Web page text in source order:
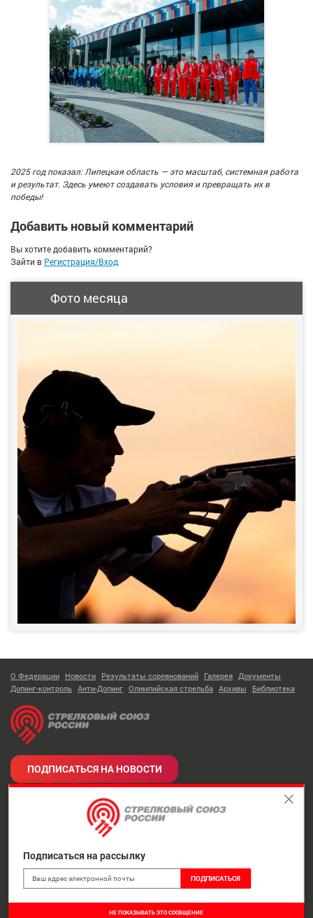
2025 год показал: Липецкая область — это масштаб, системная работа
и результат. Здесь умеют создавать условия и превращать их в
победы!
Добавить новый комментарий
Вы хотите добавить комментарий?
Зайти в Регистрация/Вход
Фото месяца
О Федерации Новости Результаты соревнований Галерея Документы
Допинг-контроль Анти-Допинг Олимпийская стрельба Архивы Библиотека
+7 (495) 221-30-05
Обратная связь:shooting@shooting-russia.ru
© 2026 Стрелковый Союз России
ПОДПИСАТЬСЯ НА НОВОСТИ
Подписаться на рассылку
НЕ ПОКАЗЫВАТЬ ЭТО СООБЩЕНИЕ